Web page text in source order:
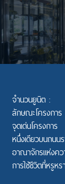
จำนวนยูนิต :
ลักษณะโครงกา
จุดเด่นโครงการ
หนึ่งเดียวบนถนน
อาณาจักรแห่งค
การใช้ชีวิตที่หรู